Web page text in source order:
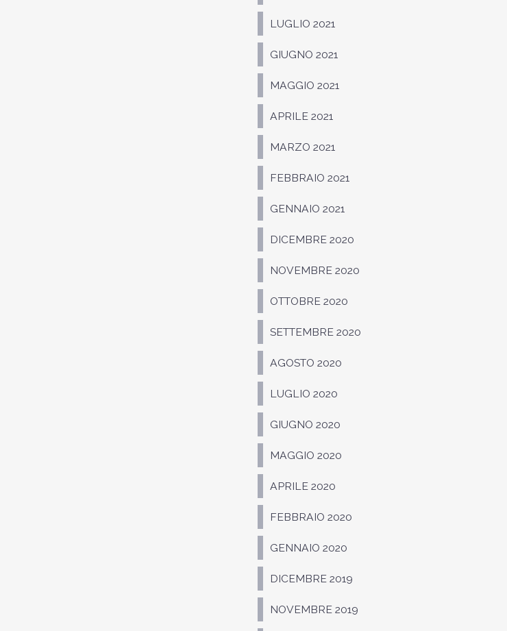
LUGLIO 2021
GIUGNO 2021
MAGGIO 2021
APRILE 2021
MARZO 2021
FEBBRAIO 2021
GENNAIO 2021
DICEMBRE 2020
NOVEMBRE 2020
OTTOBRE 2020
SETTEMBRE 2020
AGOSTO 2020
LUGLIO 2020
GIUGNO 2020
MAGGIO 2020
APRILE 2020
FEBBRAIO 2020
GENNAIO 2020
DICEMBRE 2019
NOVEMBRE 2019